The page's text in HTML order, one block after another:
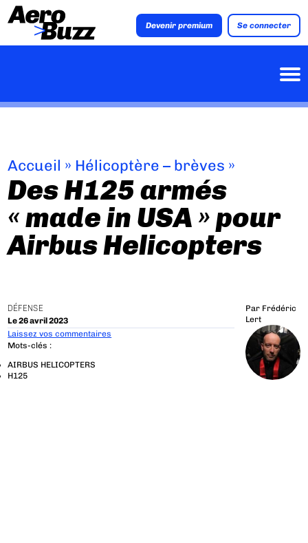
Devenir premium Se connecter
Accueil » Hélicoptère – brèves »
Des H125 armés
« made in USA » pour
Airbus Helicopters
DÉFENSE
Le 26 avril 2023
Par Frédéric
Lert
Laissez vos commentaires
Mots-clés :
AIRBUS HELICOPTERS
H125